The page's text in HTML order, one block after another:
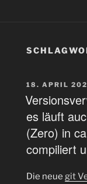
AM
18. APRIL
es läuft
(Zero) in
compiliert
Die neue git